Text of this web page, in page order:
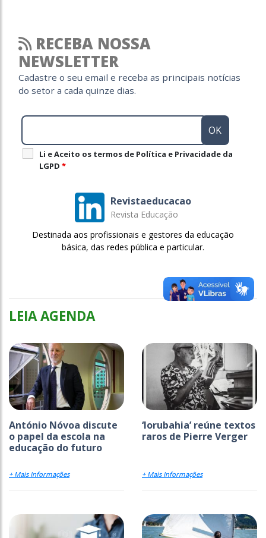
RECEBA NOSSA
NEWSLETTER
Cadastre o seu email e receba as principais notícias
do setor a cada quinze dias.
Li e Aceito os termos de Política e Privacidade da
LGPD *
Revistaeducacao
Revista Educação
Destinada aos profissionais e gestores da educação
básica, das redes pública e particular.
LEIA AGENDA
António Nóvoa discute
o papel da escola na
educação do futuro
+ Mais Informações
‘Iorubahia’ reúne textos
raros de Pierre Verger
+ Mais Informações